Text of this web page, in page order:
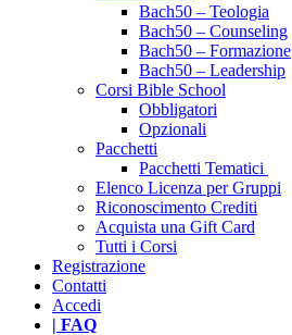
Bach50 – Teologia
Bach50 – Counseling
Bach50 – Formazione
Bach50 – Leadership
Corsi Bible School
Obbligatori
Opzionali
Pacchetti
Pacchetti Tematici
Elenco Licenza per Gruppi
Riconoscimento Crediti
Acquista una Gift Card
Tutti i Corsi
Registrazione
Contatti
Accedi
| FAQ